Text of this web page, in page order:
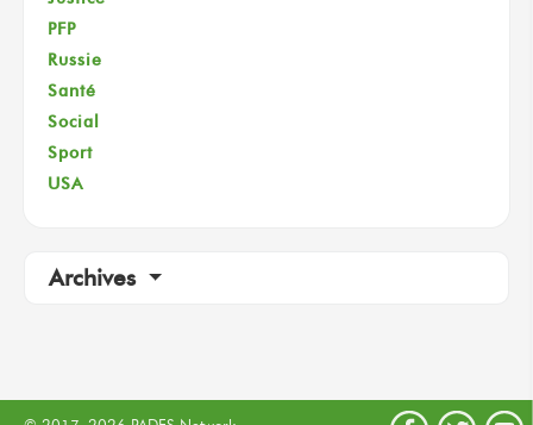
PFP
Russie
Santé
Social
Sport
USA
Archives